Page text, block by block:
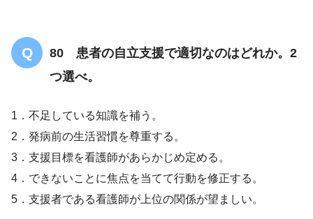
80 患者の自立支援で適切なのはどれか。2
つ選べ。
1．不足している知識を補う。
2．発病前の生活習慣を尊重する。
3．支援目標を看護師があらかじめ定める。
4．できないことに焦点を当てて行動を修正する。
5．支援者である看護師が上位の関係が望ましい。